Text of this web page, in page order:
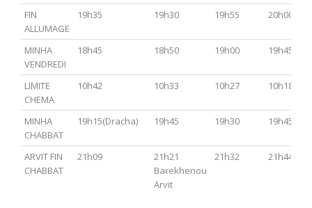
FIN
ALLUMAGE
19h35 19h30 19h55 20h00
MINHA
VENDREDI
18h45 18h50 19h00 19h45
LIMITE
CHEMA
10h42 10h33 10h27 10h18
MINHA
CHABBAT
19h15(Dracha) 19h45 19h30 19h45
ARVIT FIN
CHABBAT
21h09
21h21
Barekhenou
Arvit
21h32 21h44